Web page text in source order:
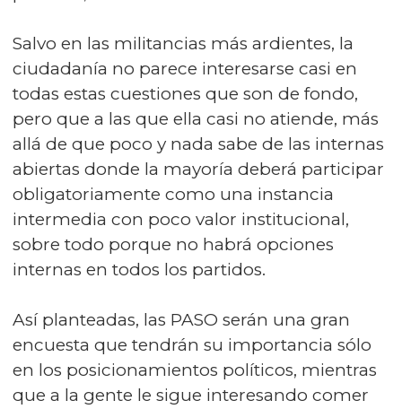
Salvo en las militancias más ardientes, la
ciudadanía no parece interesarse casi en
todas estas cuestiones que son de fondo,
pero que a las que ella casi no atiende, más
allá de que poco y nada sabe de las internas
abiertas donde la mayoría deberá participar
obligatoriamente como una instancia
intermedia con poco valor institucional,
sobre todo porque no habrá opciones
internas en todos los partidos.
Así planteadas, las PASO serán una gran
encuesta que tendrán su importancia sólo
en los posicionamientos políticos, mientras
que a la gente le sigue interesando comer